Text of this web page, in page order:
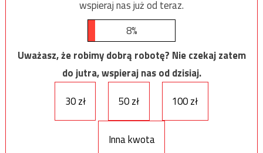
wspieraj nas już od teraz.
8%
Uważasz, że robimy dobrą robotę? Nie czekaj zatem
do jutra, wspieraj nas od dzisiaj.
30 zł
50 zł 100 zł
Inna kwota